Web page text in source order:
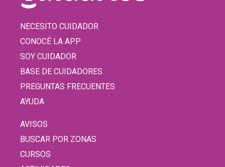
NECESITO CUIDADOR
CONOCÉ LA APP
SOY CUIDADOR
BASE DE CUIDADORES
PREGUNTAS FRECUENTES
AYUDA
AVISOS
BUSCAR POR ZONAS
CURSOS